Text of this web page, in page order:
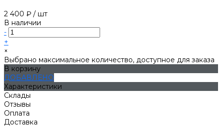
2 400 ₽ / шт
В наличии
-
+
×
Выбрано максимальное количество, доступное для заказа
В корзину
ДОБАВЛЕНО
Характеристики
Склады
Отзывы
Оплата
Доставка